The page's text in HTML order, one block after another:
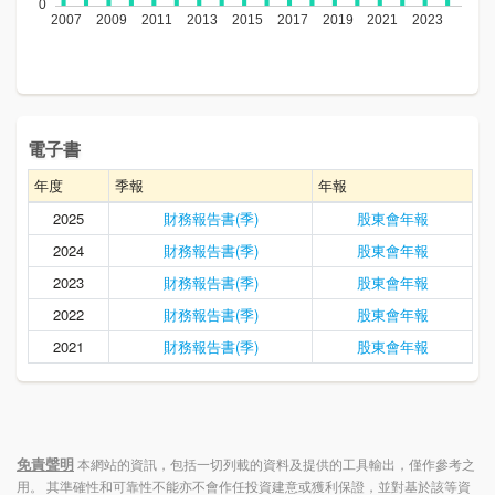
電子書
年度 季報
年報
2025
財務報告書(季)
股東會年報
2024
財務報告書(季)
股東會年報
2023
財務報告書(季)
股東會年報
2022
財務報告書(季)
股東會年報
2021
財務報告書(季) 股東會年報
免責聲明本網站的資訊，包括一切列載的資料及提供的工具輸出，僅作參考之
用。 其準確性和可靠性不能亦不會作任投資建意或獲利保證，並對基於該等資